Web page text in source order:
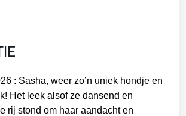
: Sasha, weer zo’n uniek hondje en
Het leek alsof ze dansend en
rij stond om haar aandacht en